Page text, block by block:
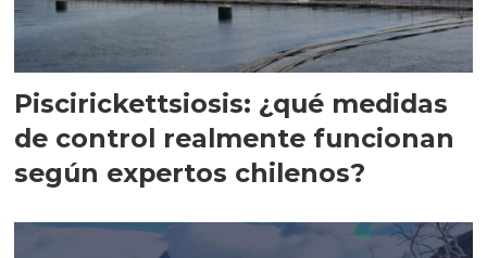
Piscirickettsiosis: ¿qué medidas
de control realmente funcionan
según expertos chilenos?